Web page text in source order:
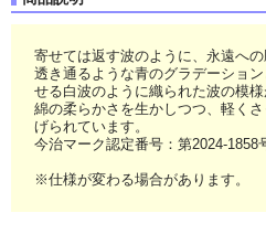
寄せては返す波のように、永遠への
透き通るような青のグラデーショ
せる白波のように織られた波の模様
綿の柔らかさを生かしつつ、軽く
げられています。
今治マーク認定番号：第2024-1858
※仕様が変わる場合があります。